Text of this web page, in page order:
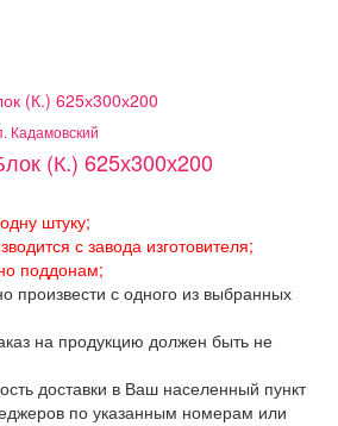
Кадамовский
(К.) 625х300х200
штуку;
с завода изготовителя;
поддонам;
произвести с одного из выбранных
на продукцию должен быть не
доставки в Ваш населенный пункт
по указанным номерам или